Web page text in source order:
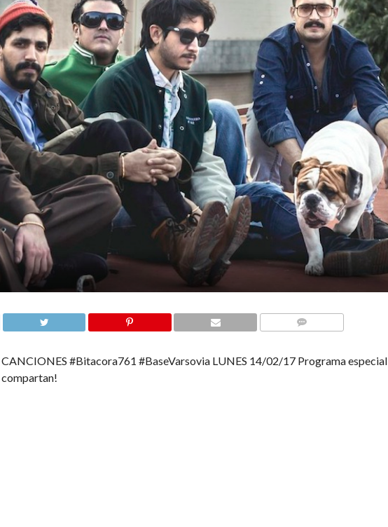
#Bitacora761 #BaseVarsovia LUNES 14/02/17 Programa especial